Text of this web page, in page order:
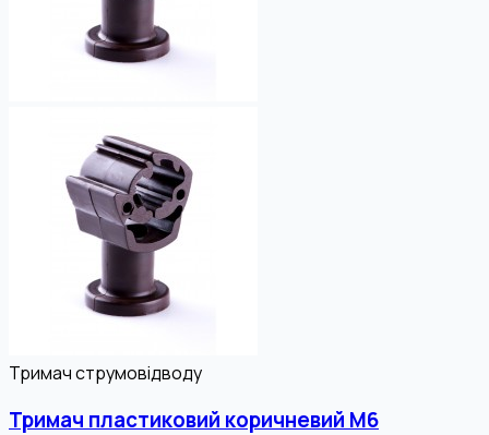
Тримач струмовідводу
Тримач пластиковий коричневий М6